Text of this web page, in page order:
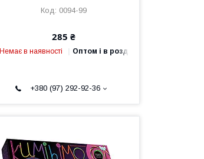
0094-99
285 ₴
Немає в наявності Оптом і в роздріб
+380 (97) 292-92-36